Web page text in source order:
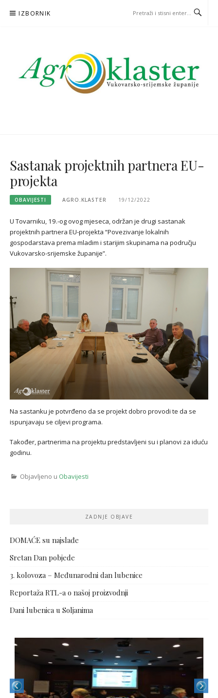
IZBORNIK
Sastanak projektnih partnera EU-
projekta
OBAVIJESTI AGRO.KLASTER 19/12/2022
U Tovarniku, 19.-og ovog mjeseca, održan je drugi sastanak
projektnih partnera EU-projekta “Povezivanje lokalnih
gospodarstava prema mladim i starijim skupinama na području
Vukovarsko-srijemske županije”.
Na sastanku je potvrđeno da se projekt dobro provodi te da se
ispunjavaju se ciljevi programa.
Također, partnerima na projektu predstavljeni su i planovi za iduću
godinu.
Objavljeno u Obavijesti
ZADNJE OBJAVE
DOMAĆE su najslađe
Sretan Dan pobjede
3. kolovoza – Međunarodni dan lubenice
Reportaža RTL-a o našoj proizvodnji
Dani lubenica u Soljanima